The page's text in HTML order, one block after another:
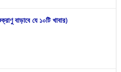
বাড়াবে যে ১০টি খাবার)